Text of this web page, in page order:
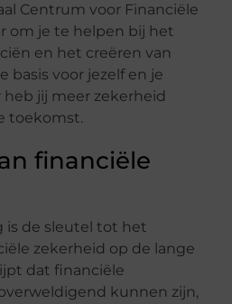
Centrum voor Financiële
om je te helpen bij het
en het creëren van
basis voor jezelf en je
jij meer zekerheid
toekomst.
financiële
is de sleutel tot het
zekerheid op de lange
dat financiële
kunnen zijn,